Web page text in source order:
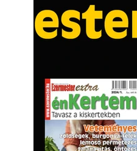
Utóérik eközben, de
olyan ízű, mint amit a
kertünkben, biológiai
tárolható h